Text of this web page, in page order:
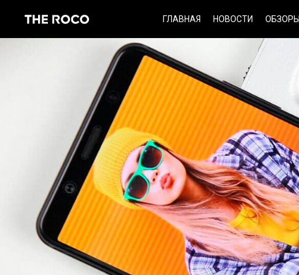
content
ГЛАВНАЯ НОВОСТИ ОБЗОРЫ